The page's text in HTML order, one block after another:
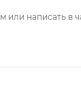
или написать в